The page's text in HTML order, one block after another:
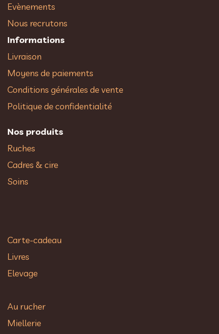
Evènements
Nous recrutons
Informations
Livraison
Moyens de paiements
Conditions générales de vente
Politique de confidentialité
Nos produits
Ruches
Cadres & cire
Soins
Carte-cadeau
Livres
Elevage
Au rucher​
Miellerie